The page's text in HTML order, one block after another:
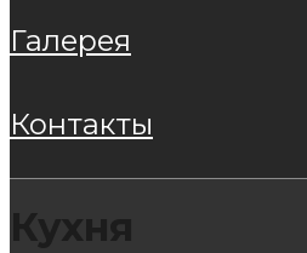
галерея
контакты
Кухня